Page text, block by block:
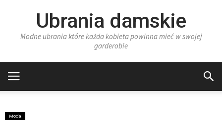
Ubrania damskie
Modne ubrania które każda kobieta powinna mieć w swojej
garderobie
Moda